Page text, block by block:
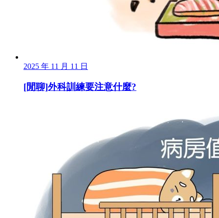
2025 年 11 月 11 日
[閒聊]外科訓練要注意什麼?